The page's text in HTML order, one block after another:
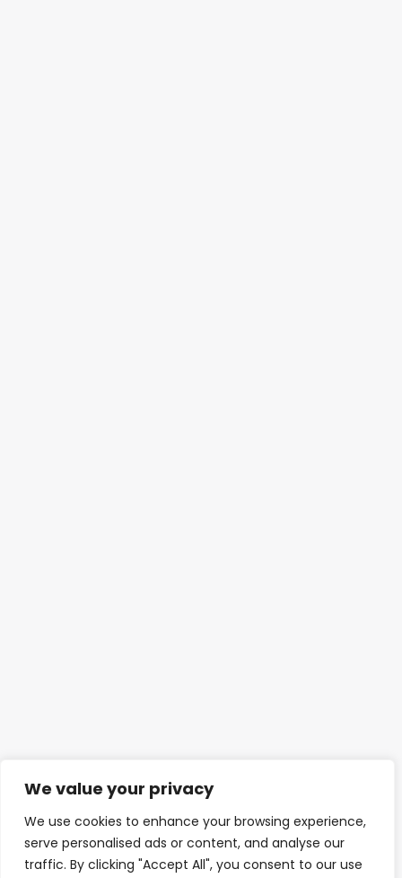
We value your privacy
We use cookies to enhance your browsing experience,
serve personalised ads or content, and analyse our
traffic. By clicking "Accept All", you consent to our use